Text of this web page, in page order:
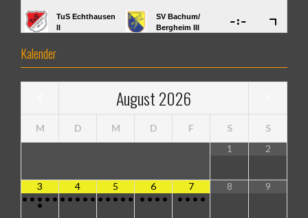
Kalender
August2026
M D M D F S
S
1
2
3
• • • • •
•
4
• • • • •
5
• • • • •
6
• • • •
7
• • • •
8 9